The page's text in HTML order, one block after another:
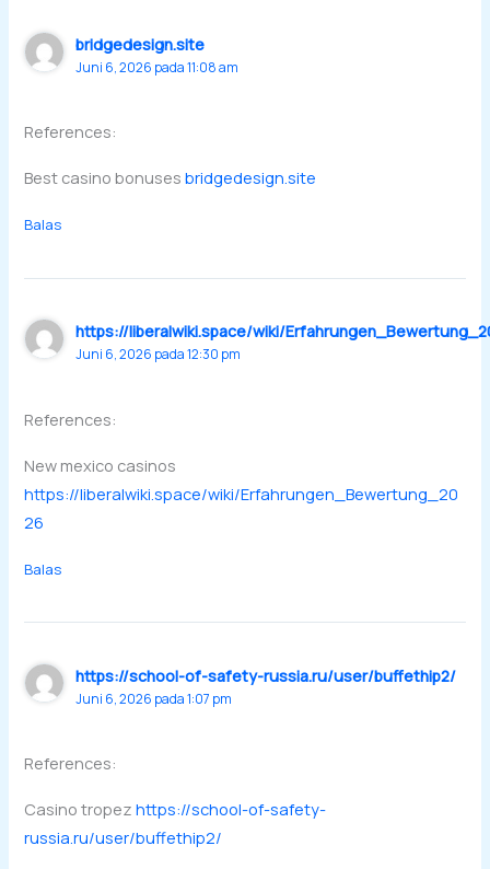
bridgedesign.site
Juni 6, 2026 pada 11:08 am
References:
Best casino bonusesbridgedesign.site
Balas
https://liberalwiki.space/wiki/
Juni 6, 2026 pada 12:30 pm
References:
New mexico casinos
https://liberalwiki.space/wiki/Erfahrungen_Bewertung_20
26
Balas
https://school-of-safety-russia.ru/user/buffethip2/
Juni 6, 2026 pada 1:07 pm
References:
Casino tropezhttps://school-of-safety-
russia.ru/user/buffethip2/